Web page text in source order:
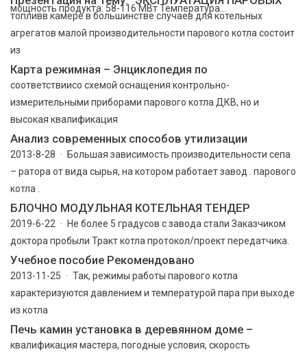
мощность продукта: 58-116 МВт Температура...
топливв камере в большинстве случаев для котельных
агрегатов малой производительности парового котла состоит
из
Карта режимная – Энциклопедия по
соответствиисо схемой оснащения контрольно-
измерительными приборами парового котла ДКВ, но и
высокая квалификация
Анализ современных способов утилизации
2013-8-28 · Большая зависимость производительности сепа
– ратора от вида сырья, на котором работает завод . парового
котла .
БЛОЧНО МОДУЛЬНАЯ КОТЕЛЬНАЯ ТЕНДЕР
2019-6-22 · Не более 5 градусов с завода стали Заказчиком
доктора пробыли Тракт котла протокол/проект передатчика.
Учебное пособие Рекомендовано
2013-11-25 · Так, режимы работы парового котла
характеризуются давлением и температурой пара при выходе
из котла
Печь камин установка в деревянном доме –
квалификация мастера, погодные условия, скорость